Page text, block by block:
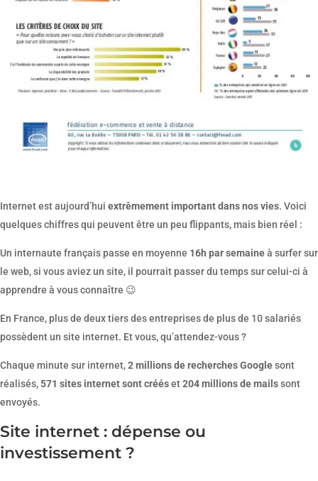
Internet est aujourd’hui extrêmement important dans nos vies. Voici
quelques chiffres qui peuvent être un peu flippants, mais bien réel :
Un internaute français passe en moyenne 16h par semaineà surfer sur
le web, si vous aviez un site, il pourrait passer du temps sur celui-ci à
apprendre à vous connaître 😉
En France, plus de deux tiers des entreprises de plus de 10 salariés
possèdent un site internet. Et vous, qu’attendez-vous ?
Chaque minute sur internet,2 millions de recherches Googlesont
réalisés,571 sites internet sont crééset204 millions de mailssont
envoyés.
Site internet : dépense ou
investissement ?